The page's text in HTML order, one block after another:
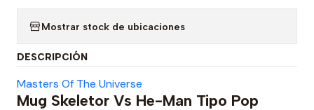
Mostrar stock de ubicaciones
DESCRIPCIÓN
Masters Of The Universe
Mug Skeletor Vs He-Man Tipo Pop